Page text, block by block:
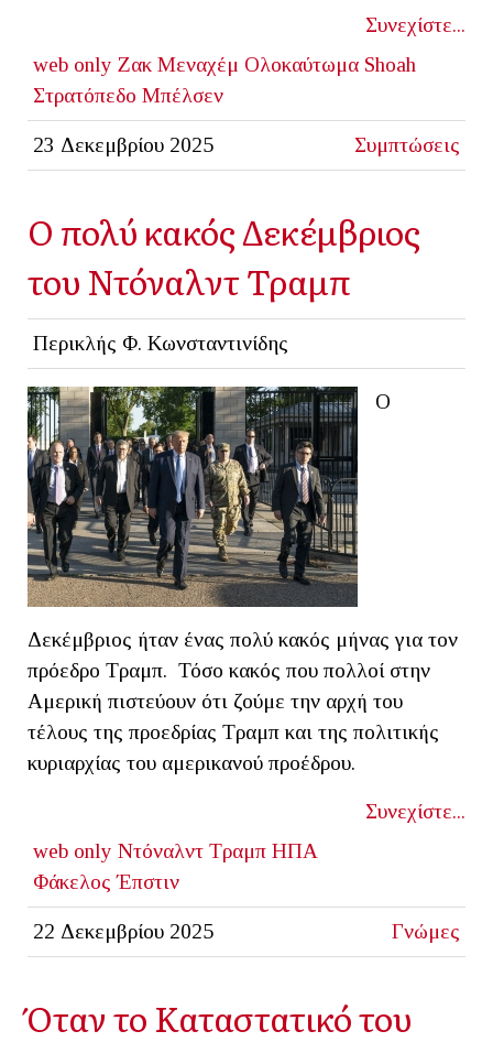
Συνεχίστε...
web only Ζακ Μεναχέμ Ολοκαύτωμα Shoah
Στρατόπεδο Μπέλσεν
23 Δεκεμβρίου 2025 Συμπτώσεις
Ο πολύ κακός Δεκέμβριος
του Ντόναλντ Τραμπ
Περικλής Φ. Κωνσταντινίδης
Ο
Δεκέμβριος ήταν ένας πολύ κακός μήνας για τον
πρόεδρο Τραμπ. Τόσο κακός που πολλοί στην
Αμερική πιστεύουν ότι ζούμε την αρχή του
τέλους της προεδρίας Τραμπ και της πολιτικής
κυριαρχίας του αμερικανού προέδρου.
Συνεχίστε...
web only Ντόναλντ Τραμπ ΗΠΑ
Φάκελος Έπστιν
22 Δεκεμβρίου 2025 Γνώμες
Όταν το Καταστατικό του